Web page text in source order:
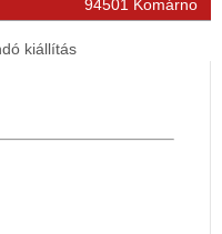
94501 Komárno
kiállítás